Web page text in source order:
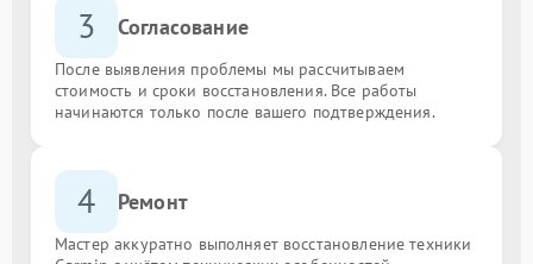
3 Согласование
После выявления проблемы мы рассчитываем
стоимость и сроки восстановления. Все работы
начинаются только после вашего подтверждения.
4 Ремонт
Мастер аккуратно выполняет восстановление техники